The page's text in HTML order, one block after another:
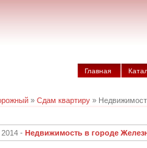
Главная
» Сдам квартиру »
2014 - Недвижимость в городе